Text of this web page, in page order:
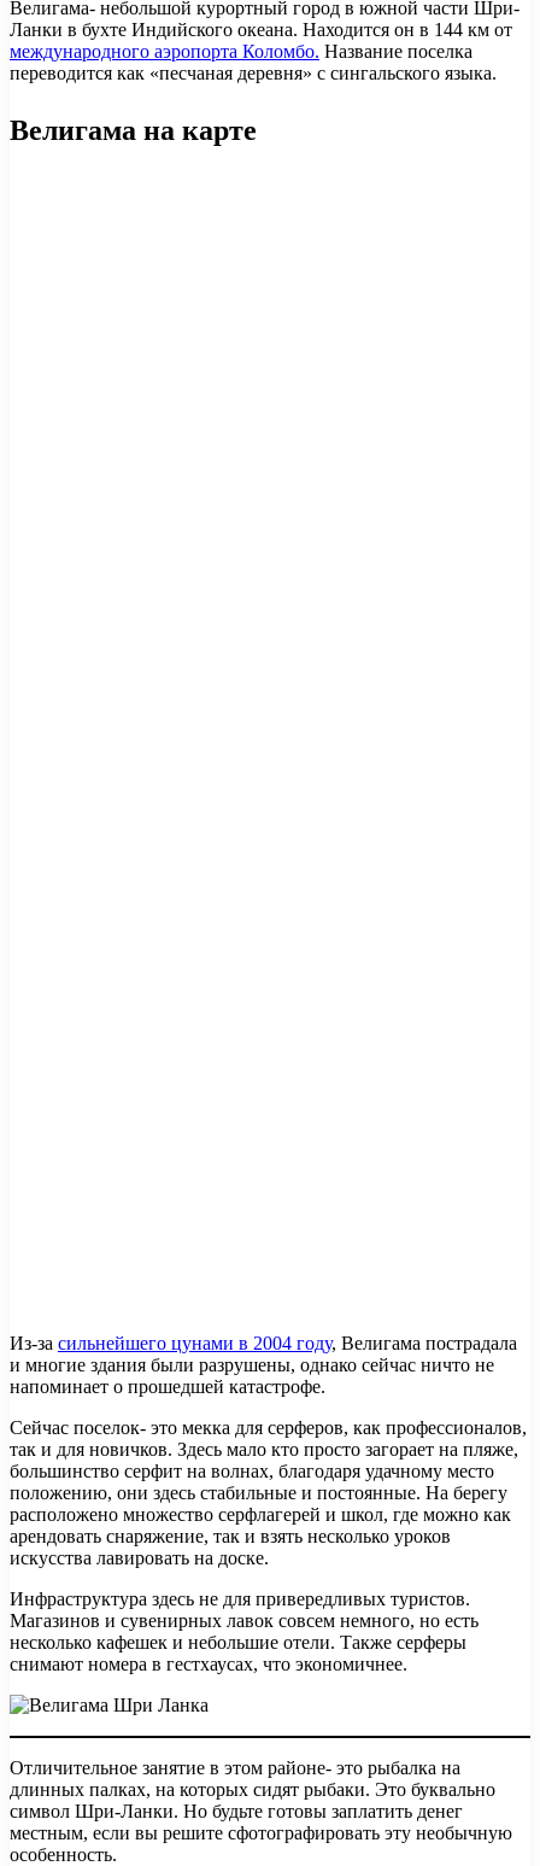
Велигама- небольшой курортный город в южной части Шри-
Ланки в бухте Индийского океана. Находится он в 144 км от
международного аэропорта Коломбо. Название поселка
переводится как «песчаная деревня» с сингальского языка.
Велигама на карте
Из-за сильнейшего цунами в 2004 году, Велигама пострадала
и многие здания были разрушены, однако сейчас ничто не
напоминает о прошедшей катастрофе.
Сейчас поселок- это мекка для серферов, как профессионалов,
так и для новичков. Здесь мало кто просто загорает на пляже,
большинство серфит на волнах, благодаря удачному место
положению, они здесь стабильные и постоянные. На берегу
расположено множество серфлагерей и школ, где можно как
арендовать снаряжение, так и взять несколько уроков
искусства лавировать на доске.
Инфраструктура здесь не для привередливых туристов.
Магазинов и сувенирных лавок совсем немного, но есть
несколько кафешек и небольшие отели. Также серферы
снимают номера в гестхаусах, что экономичнее.
Отличительное занятие в этом районе- это рыбалка на
длинных палках, на которых сидят рыбаки. Это буквально
символ Шри-Ланки. Но будьте готовы заплатить денег
местным, если вы решите сфотографировать эту необычную
особенность.